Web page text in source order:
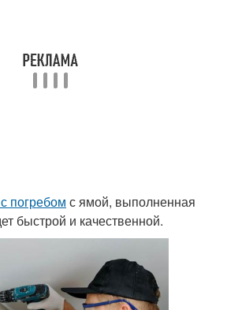
погребом с ямой, выполненная
быстрой и качественной.